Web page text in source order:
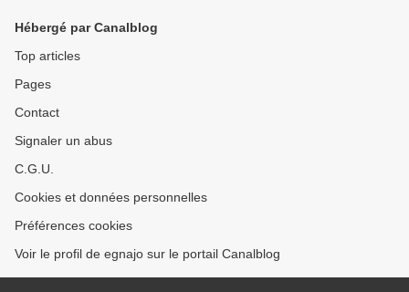
Hébergé par Canalblog
Top articles
Pages
Contact
Signaler un abus
C.G.U.
Cookies et données personnelles
Préférences cookies
Voir le profil de egnajo sur le portail Canalblog